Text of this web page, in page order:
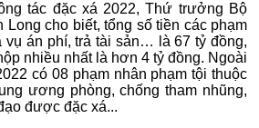
tác đặc xá 2022, Thứ trưởng Bộ
Long cho biết, tổng số tiền các phạm
vụ án phí, trả tài sản… là 67 tỷ đồng,
nhiều nhất là hơn 4 tỷ đồng. Ngoài
có 08 phạm nhân phạm tội thuộc
ương phòng, chống tham nhũng,
được đặc xá...